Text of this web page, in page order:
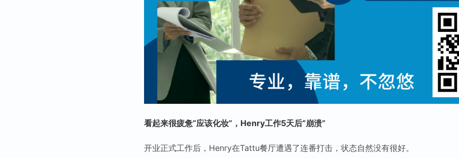
看起来很疲惫“应该化妆”，Henry工作5天后“崩溃”
开业正式工作后，Henry在Tattu餐厅遭遇了连番打击，状态自然没有很好。